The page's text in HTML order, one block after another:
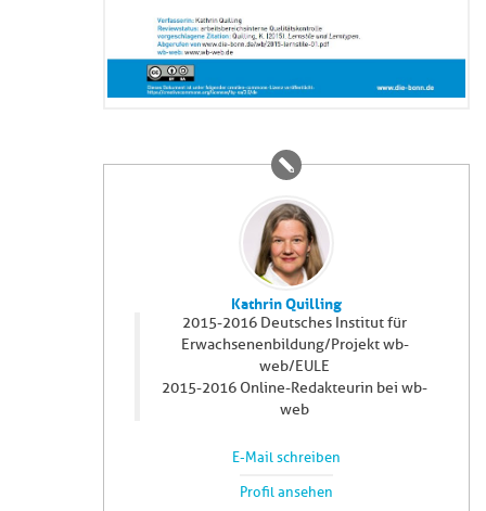
Kathrin Quilling
2015-2016 Deutsches Institut für
Erwachsenenbildung/Projekt wb-
web/EULE
2015-2016 Online-Redakteurin bei wb-
web
E-Mail schreiben
Profil ansehen